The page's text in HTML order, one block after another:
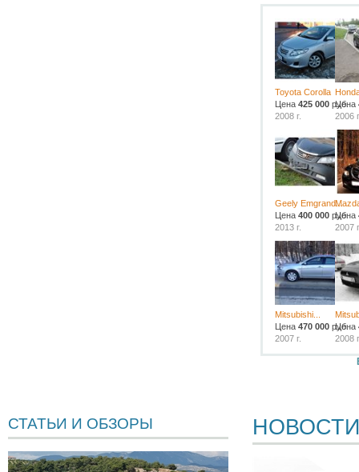
Toyota Corolla
Цена 425 000 руб.
2008 г.
Цена
2006
Geely Emgrand...
Цена 400 000 руб.
2013 г.
Цена
2007
Mitsubishi...
Цена 470 000 руб.
2007 г.
Цена
2008
СТАТЬИ И ОБЗОРЫ НОВОСТИ